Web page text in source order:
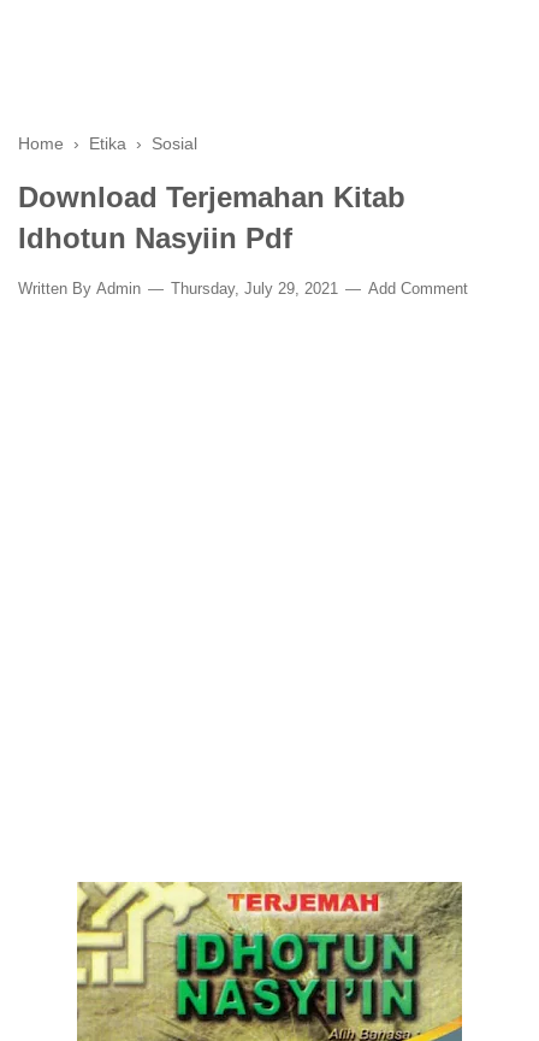
Home › Etika › Sosial
Download Terjemahan Kitab
Idhotun Nasyiin Pdf
Written By Admin Thursday, July 29, 2021 Add Comment